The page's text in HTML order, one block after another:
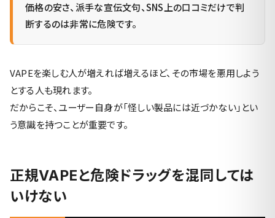
価格の安さ、派手な宣伝文句、SNS上の口コミだけで判
断するのは非常に危険です。
VAPEを楽しむ人が増えれば増えるほど、その市場を悪用しよう
とする人も現れます。
だからこそ、ユーザー自身が「怪しい製品には近づかない」とい
う意識を持つことが重要です。
正規VAPEと危険ドラッグを混同しては
いけない